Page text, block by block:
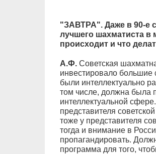
"ЗАВТРА". Даже в 90-е
лучшего шахматиста в
происходит и что
А.Ф.Советская
инвестировало большие
были интеллектуально
том числе, должна была
интеллектуальной
представителя
тоже у представителя
тогда и внимание в
пропагандировать.
программа для того,